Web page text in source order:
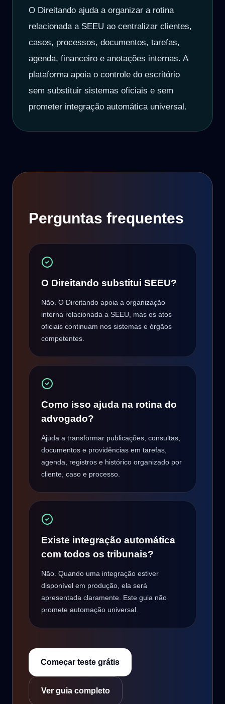
O Direitando ajuda a organizar a rotina
relacionada a SEEU ao centralizar clientes,
casos, processos, documentos, tarefas,
agenda, financeiro e anotações internas. A
plataforma apoia o controle do escritório
sem substituir sistemas oficiais e sem
prometer integração automática universal.
Perguntas frequentes
O Direitando substitui SEEU?
Não. O Direitando apoia a organização
interna relacionada a SEEU, mas os atos
oficiais continuam nos sistemas e órgãos
competentes.
Como isso ajuda na rotina do
advogado?
Ajuda a transformar publicações, consultas,
documentos e providências em tarefas,
agenda, registros e histórico organizado por
cliente, caso e processo.
Existe integração automática
com todos os tribunais?
Não. Quando uma integração estiver
disponível em produção, ela será
apresentada claramente. Este guia não
promete automação universal.
Começar teste grátis
Ver guia completo